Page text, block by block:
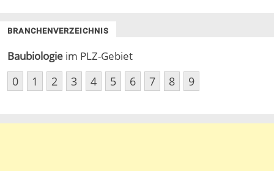
BRANCHENVERZEICHNIS
Baubiologie im PLZ-Gebiet
0 1 2 3 4 5 6 7 8 9